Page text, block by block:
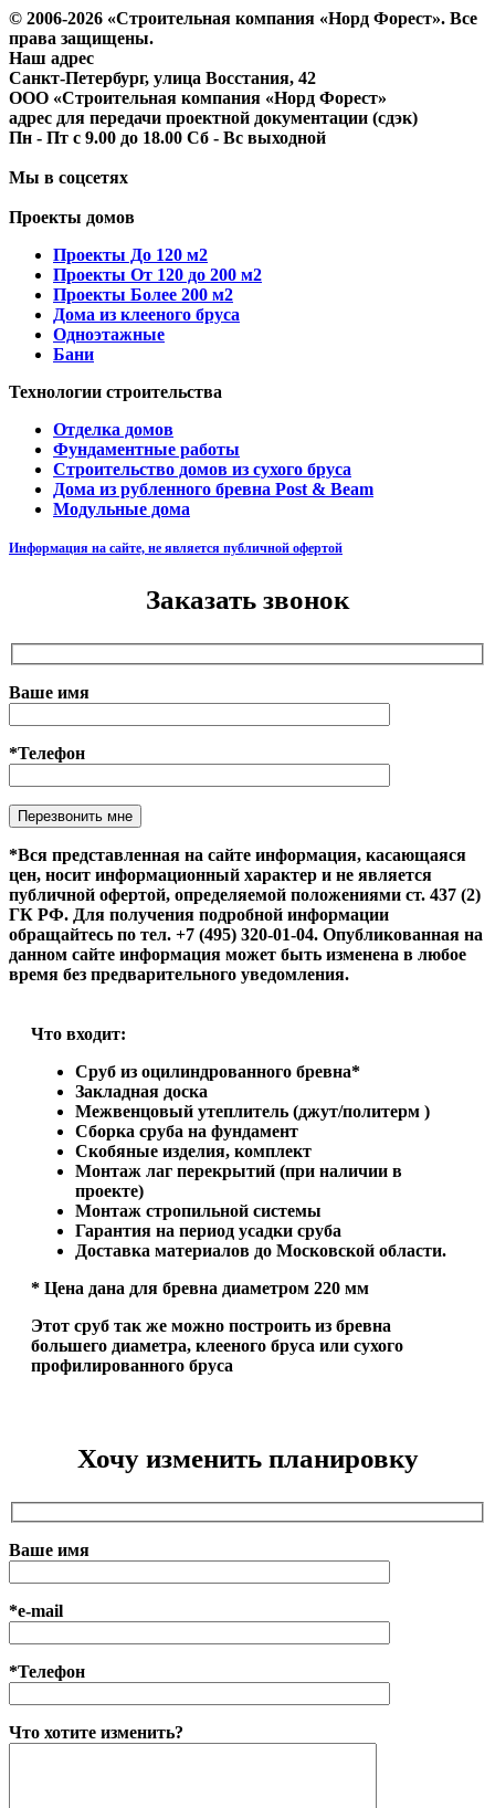
© 2006-2026 «Строительная компания «Норд Форест». Все
права защищены.
Наш адрес
​Санкт-Петербург, улица Восстания, 42
ООО «Строительная компания «Норд Форест»
адрес для передачи проектной документации (сдэк)
Пн - Пт с 9.00 до 18.00 Сб - Вс выходной
Мы в соцсетях
Проекты домов
Проекты До 120 м2
Проекты От 120 до 200 м2
Проекты Более 200 м2
Дома из клееного бруса
Одноэтажные
Бани
Технологии строительства
Отделка домов
Фундаментные работы
Строительство домов из сухого бруса
Дома из рубленного бревна Post & Beam
Модульные дома
Информация на сайте, не является публичной офертой
Заказать звонок
Ваше имя
*Телефон
Оставьте это поле пустым.
*Вся представленная на сайте информация, касающаяся
цен, носит информационный характер и не является
публичной офертой, определяемой положениями ст. 437 (2)
ГК РФ. Для получения подробной информации
обращайтесь по тел. +7 (495) 320-01-04. Опубликованная на
данном сайте информация может быть изменена в любое
время без предварительного уведомления.
Что входит:
Сруб из оцилиндрованного бревна*
Закладная доска
Межвенцовый утеплитель (джут/политерм )
Сборка сруба на фундамент
Скобяные изделия, комплект
Монтаж лаг перекрытий (при наличии в
проекте)
Монтаж стропильной системы
Гарантия на период усадки сруба
Доставка материалов до Московской области.
* Цена дана для бревна диаметром 220 мм
Этот сруб так же можно построить из бревна
большего диаметра, клееного бруса или сухого
профилированного бруса
Хочу изменить планировку
Ваше имя
*e-mail
*Телефон
Что хотите изменить?